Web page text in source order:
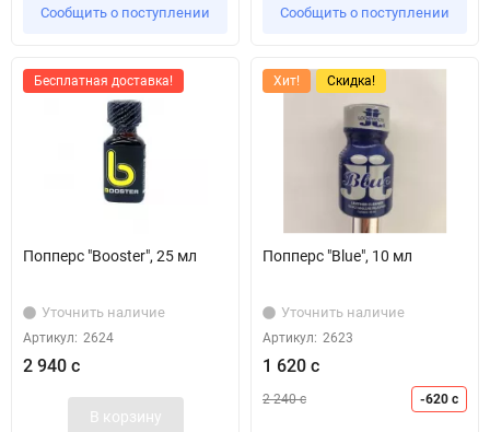
Сообщить о поступлении Сообщить о поступлении
Бесплатная доставка!
Попперс "Booster", 25 мл
Уточнить наличие
Артикул: 2624
2 940 с
В корзину
Хит! Скидка!
Попперс "Blue", 10 мл
Уточнить наличие
Артикул: 2623
1 620 с
2 240 с -620 с